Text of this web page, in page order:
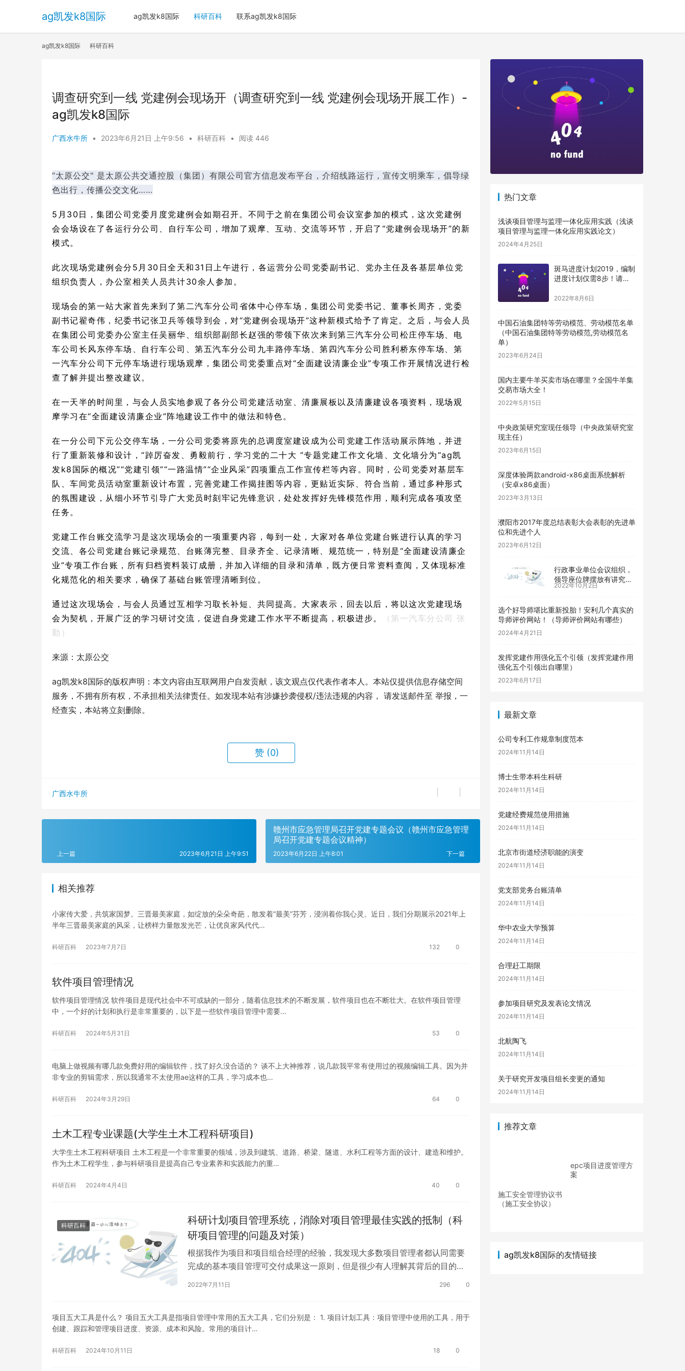
ag凯发k8国际 ag凯发k8国际 科研百科 联系ag凯发k8国际
ag凯发k8国际 科研百科
调查研究到一线 党建例会现场开（调查研究到一线 党建例会现场开展工作）-
ag凯发k8国际
广西水牛所 • 2023年6月21日 上午9:56 • 科研百科 • 阅读 446
“太原公交" 是太原公共交通控股（集团）有限公司官方信息发布平台，介绍线路运行，宣传文明乘车，倡导绿
色出行，传播公交文化……
5月30日，集团公司党委月度党建例会如期召开。不同于之前在集团公司会议室参加的模式，这次党建例
会会场设在了各运行分公司、自行车公司，增加了观摩、互动、交流等环节，开启了“党建例会现场开”的新
模式。
此次现场党建例会分5月30日全天和31日上午进行，各运营分公司党委副书记、党办主任及各基层单位党
组织负责人，办公室相关人员共计30余人参加。
现场会的第一站大家首先来到了第二汽车分公司省体中心停车场，集团公司党委书记、董事长周齐，党委
副书记翟奇伟，纪委书记张卫兵等领导到会，对“党建例会现场开”这种新模式给予了肯定。之后，与会人员
在集团公司党委办公室主任吴丽华、组织部副部长赵强的带领下依次来到第三汽车分公司松庄停车场、电
车公司长风东停车场、自行车公司、第五汽车分公司九丰路停车场、第四汽车分公司胜利桥东停车场、 第
一汽车分公司下元停车场进行现场观摩，集团公司党委重点对“全面建设清廉企业”专项工作开展情况进行检
查了解并提出整改建议。
在一天半的时间里，与会人员实地参观了各分公司党建活动室、清廉展板以及清廉建设各项资料，现场观
摩学习在“全面建设清廉企业”阵地建设工作中的做法和特色。
在一分公司下元公交停车场，一分公司党委将原先的总调度室建设成为公司党建工作活动展示阵地，并进
行了重新装修和设计，“踔厉奋发、勇毅前行，学习党的二十大 ”专题党建工作文化墙、文化墙分为“ag凯
发k8国际的概况”“党建引领”“一路温情”“企业风采”四项重点工作宣传栏等内容。同时，公司党委对基层车
队、车间党员活动室重新设计布置，完善党建工作揭挂图等内容，更贴近实际、符合当前，通过多种形式
的氛围建设，从细小环节引导广大党员时刻牢记先锋意识，处处发挥好先锋模范作用，顺利完成各项攻坚
任务。
党建工作台账交流学习是这次现场会的一项重要内容，每到一处，大家对各单位党建台账进行认真的学习
交流、各公司党建台账记录规范、台账薄完整、目录齐全、记录清晰、规范统一，特别是“全面建设清廉企
业”专项工作台账，所有归档资料装订成册，并加入详细的目录和清单，既方便日常资料查阅，又体现标准
化规范化的相关要求，确保了基础台账管理清晰到位。
通过这次现场会，与会人员通过互相学习取长补短、共同提高。大家表示，回去以后，将以这次党建现场
会为契机，开展广泛的学习研讨交流，促进自身党建工作水平不断提高，积极进步。
（第一汽车分公司 张
勤）
来源：太原公交
ag凯发k8国际的版权声明：本文内容由互联网用户自发贡献，该文观点仅代表作者本人。本站仅提供信息存储空间
服务，不拥有所有权，不承担相关法律责任。如发现本站有涉嫌抄袭侵权/违法违规的内容， 请发送邮件至 举报，一
经查实，本站将立刻删除。
赞 (0)
广西水牛所
上一篇 2023年6月21日 上午9:51
赣州市应急管理局召开党建专题会议（赣州市应急管理
局召开党建专题会议精神）
下一篇
2023年6月22日 上午8:01
相关推荐
小家传大爱，共筑家国梦。三晋最美家庭，如绽放的朵朵奇葩，散发着“最美”芬芳，浸润着你我心灵。近日，我们分期展示2021年上
半年三晋最美家庭的风采，让榜样力量散发光芒，让优良家风代代…
科研百科 2023年7月7日 132 0
软件项目管理情况
软件项目管理情况 软件项目是现代社会中不可或缺的一部分，随着信息技术的不断发展，软件项目也在不断壮大。在软件项目管理
中，一个好的计划和执行是非常重要的，以下是一些软件项目管理中需要…
科研百科 2024年5月31日 53 0
电脑上做视频有哪几款免费好用的编辑软件，找了好久没合适的？ 谈不上大神推荐，说几款我平常有使用过的视频编辑工具。因为并
非专业的剪辑需求，所以我通常不太使用ae这样的工具，学习成本也…
科研百科 2024年3月29日 64 0
土木工程专业课题(大学生土木工程科研项目)
大学生土木工程科研项目 土木工程是一个非常重要的领域，涉及到建筑、道路、桥梁、隧道、水利工程等方面的设计、建造和维护。
作为土木工程学生，参与科研项目是提高自己专业素养和实践能力的重…
科研百科 2024年4月4日 40 0
科研百科
科研计划项目管理系统，消除对项目管理最佳实践的抵制（科
研项目管理的问题及对策）
根据我作为项目和项目组合经理的经验，我发现大多数项目管理者都认同需要
完成的基本项目管理可交付成果这一原则，但是很少有人理解其背后的目的。
能够明确说出这些可交付成果给消费者带来的好处…
2022年7月11日 296 0
项目五大工具是什么？ 项目五大工具是指项目管理中常用的五大工具，它们分别是： 1. 项目计划工具：项目管理中使用的工具，用于
创建、跟踪和管理项目进度、资源、成本和风险。常用的项目计…
科研百科 2024年10月11日 18 0
热门文章
浅谈项目管理与监理一体化应用实践（浅谈
项目管理与监理一体化应用实践论文）
2024年4月25日
斑马进度计划2019，编制
进度计划仅需8步！请收
骤）
2022年8月6日
中国石油集团特等劳动模范、劳动模范名单
（中国石油集团特等劳动模范,劳动模范名
单）
2023年6月24日
国内主要牛羊买卖市场在哪里？全国牛羊集
交易市场大全！
2022年5月15日
中央政策研究室现任领导（中央政策研究室
现主任）
2023年6月15日
深度体验两款android-x86桌面系统解析
（安卓x86桌面）
2023年3月13日
濮阳市2017年度总结表彰大会表彰的先进单
位和先进个人
2023年6月12日
行政事业单位会议组织，
领导座位牌摆放有讲究，
得牢记（机关单位桌牌摆
2022年10月2日
选个好导师堪比重新投胎！安利几个真实的
导师评价网站！（导师评价网站有哪些）
2024年4月21日
发挥党建作用强化五个引领（发挥党建作用
强化五个引领出自哪里）
2023年6月17日
最新文章
公司专利工作规章制度范本
2024年11月14日
博士生带本科生科研
2024年11月14日
党建经费规范使用措施
2024年11月14日
北京市街道经济职能的演变
2024年11月14日
党支部党务台账清单
2024年11月14日
华中农业大学预算
2024年11月14日
合理赶工期限
2024年11月14日
参加项目研究及发表论文情况
2024年11月14日
北航陶飞
2024年11月14日
关于研究开发项目组长变更的通知
2024年11月14日
推荐文章
epc项目进度管理方
案
施工安全管理协议书
（施工安全协议）
ag凯发k8国际的友情链接